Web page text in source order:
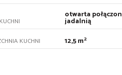
otwarta
jadalnią
KUCHNI 12,5 m2